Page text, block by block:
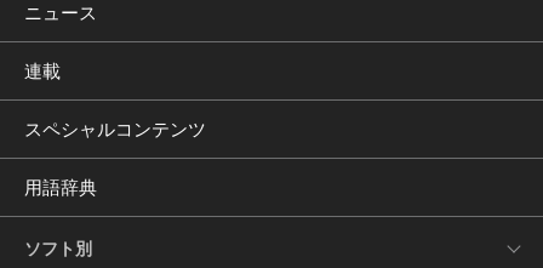
ニュース
連載
スペシャルコンテンツ
用語辞典
ソフト別